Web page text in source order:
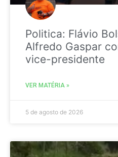
Politica: Flávio
Alfredo Gaspar
vice-presidente
VER MATÉRIA »
5 de agosto de 2026